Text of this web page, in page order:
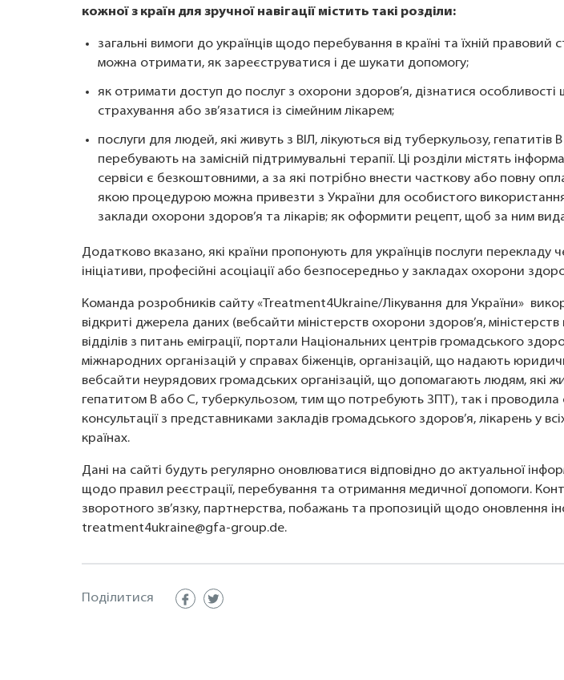
кожної з країн для зручної навігації містить такі розділи:
загальні вимоги до українців щодо перебування в країні та їхній правовий
можна отримати, як зареєструватися і де шукати допомогу;
як отримати доступ до послуг з охорони здоров’я, дізнатися
страхування або зв’язатися із сімейним лікарем;
послуги для людей, які живуть з ВІЛ, лікуються від туберкульозу, гепатитів
перебувають на замісній підтримувальні терапії. Ці розділи містять
сервіси є безкоштовними, а за які потрібно внести часткову або повну
якою процедурою можна привезти з України для особистого
заклади охорони здоров’я та лікарів; як оформити рецепт, щоб за ним
Додатково вказано, які країни пропонують для українців послуги перекладу
ініціативи, професійні асоціації або безпосередньо у закладах охорони
Команда розробників сайту «Treatment4Ukraine/Лікування для України»
відкриті джерела даних (вебсайти міністерств охорони здоров’я, міністерств
відділів з питань еміграції, портали Національних центрів громадського
міжнародних організацій у справах біженців, організацій, що надають
вебсайти неурядових громадських організацій, що допомагають людям, які
гепатитом B або C, туберкульозом, тим що потребують ЗПТ), так і проводила
консультації з представниками закладів громадського здоров’я, лікарень у
країнах.
Дані на сайті будуть регулярно оновлюватися відповідно до актуальної
щодо правил реєстрації, перебування та отримання медичної допомоги.
зворотного зв’язку, партнерства, побажань та пропозицій щодо оновлення
treatment4ukraine@gfa-group.de.
Поділитися